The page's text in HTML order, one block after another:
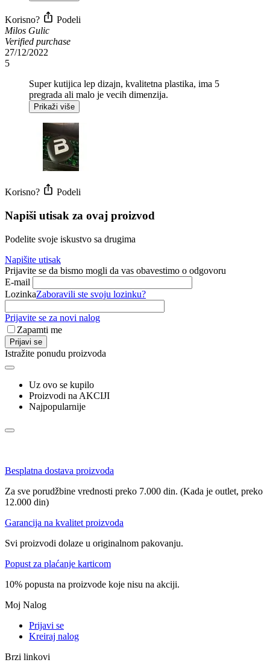
Korisno?
Podeli
Milos Gulic
Verified purchase
27/12/2022
5
Super kutijica lep dizajn, kvalitetna plastika, ima 5
pregrada ali malo je vecih dimenzija.
Prikaži više
Korisno? Podeli
Napiši utisak za ovaj proizvod
Podelite svoje iskustvo sa drugima
Napišite utisak
Prijavite se da bismo mogli da vas obavestimo o odgovoru
E-mail
LozinkaZaboravili ste svoju lozinku?
Prijavite se za novi nalog
Zapamti me
Prijavi se
Istražite ponudu proizvoda
Uz ovo se kupilo
Proizvodi na AKCIJI
Najpopularnije
Besplatna dostava proizvoda
Za sve porudžbine vrednosti preko 7.000 din. (Kada je outlet, preko
12.000 din)
Garancija na kvalitet proizvoda
Svi proizvodi dolaze u originalnom pakovanju.
Popust za plaćanje karticom
10% popusta na proizvode koje nisu na akciji.
Moj Nalog
Prijavi se
Kreiraj nalog
Brzi linkovi